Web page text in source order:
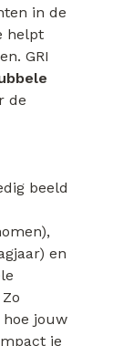
in de
helpt
GRI
de
beeld
en
jouw
je